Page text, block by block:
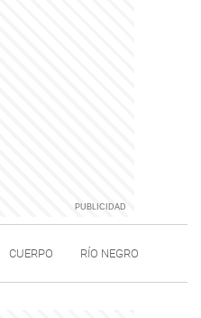
CUERPO RÍO NEGRO